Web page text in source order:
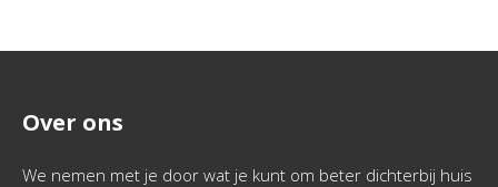
Over ons
We nemen met je door wat je kunt om beter dichterbij huis